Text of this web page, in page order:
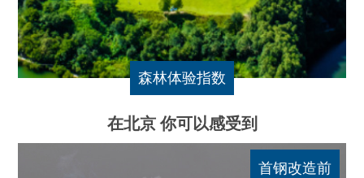
森林体验指数
在北京 你可以感受到
首钢改造前